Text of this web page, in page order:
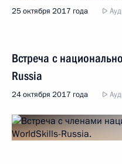
25 октября 2017 года
Встреча с
Russia
24 октября 2017 года